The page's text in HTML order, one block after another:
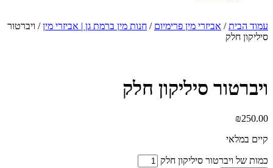
עמוד הבית/ אביזרי מין פרימיום / חנות מין ברמת גן | אביזרי מין/ ויברטור
סיליקון חלק
ויברטור סיליקון חלק
₪250.00
קיים במלאי
כמות של ויברטור סיליקון חלק